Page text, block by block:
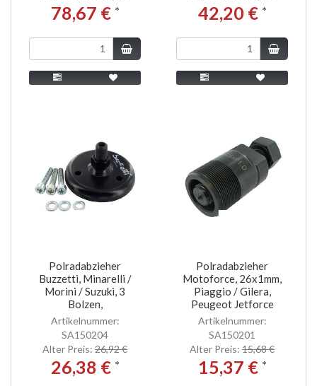
78,67 € * 42,20 € *
Polradabzieher
Buzzetti, Minarelli /
Morini / Suzuki, 3
Bolzen,
Artikelnummer:
SA150204
Alter Preis: 26,92 €
26,38 € *
Polradabzieher
Motoforce, 26x1mm,
Piaggio / Gilera,
Peugeot Jetforce
Artikelnummer:
SA150201
Alter Preis: 15,68 €
15,37 € *